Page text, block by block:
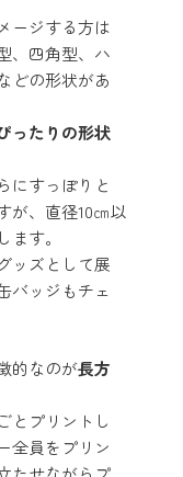
ージする方は
、四角型、ハ
どの形状があ
ったりの形状
にすっぽりと
が、直径10㎝以
す。
ッズとして展
バッジもチェ
的なのが長方
とプリントし
全員をプリン